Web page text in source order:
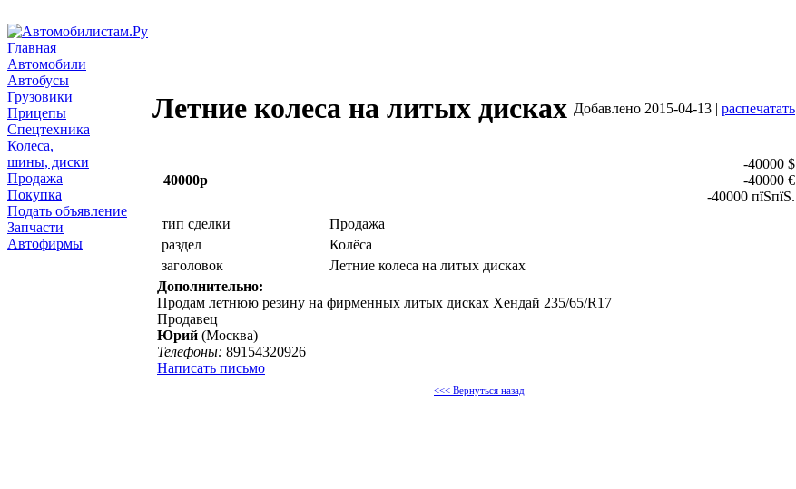
Главная
Автомобили
Автобусы
Грузовики
Прицепы
Спецтехника
Колеса,
шины, диски
Продажа
Покупка
Подать объявление
Запчасти
Автофирмы
Летние колеса на литых дисках Добавлено 2015-04-13 | распечатать
40000р
-40000 $
-40000 €
-40000 пїЅпїЅ.
тип сделки
Продажа
раздел
Колёса
заголовок
Летние колеса на литых дисках
Дополнительно:
Продам летнюю резину на фирменных литых дисках Хендай 235/65/R17
Продавец
Юрий (Москва)
Телефоны: 89154320926
Написать письмо
<<< Вернуться назад